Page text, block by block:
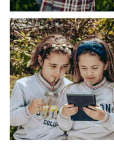
Contacto
¿Cómo Comprar?
Cambios y Devoluciones
¿Cómo Medirme?
Conocenos
Nosotros